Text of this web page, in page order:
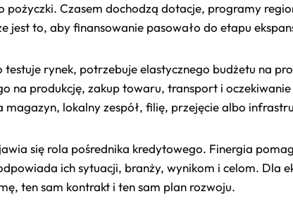
pożyczki. Czasem dochodzą dotacje, programy
jest to, aby finansowanie pasowało do etapu
rynek, potrzebuje elastycznego budżetu na
na produkcję, zakup towaru, transport i
magazyn, lokalny zespół, filię, przejęcie albo
się rola pośrednika kredytowego. Finergia
ich sytuacji, branży, wynikom i celom. Dla
ten sam kontrakt i ten sam plan rozwoju.